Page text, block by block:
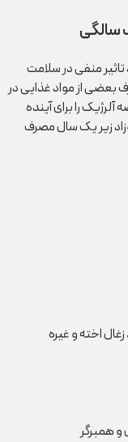
سالگی
منفی در سلامت
بعضی از مواد غذایی در
را برای آینده
زیر یک سال مصرف
اخته و غیره
همبرگر